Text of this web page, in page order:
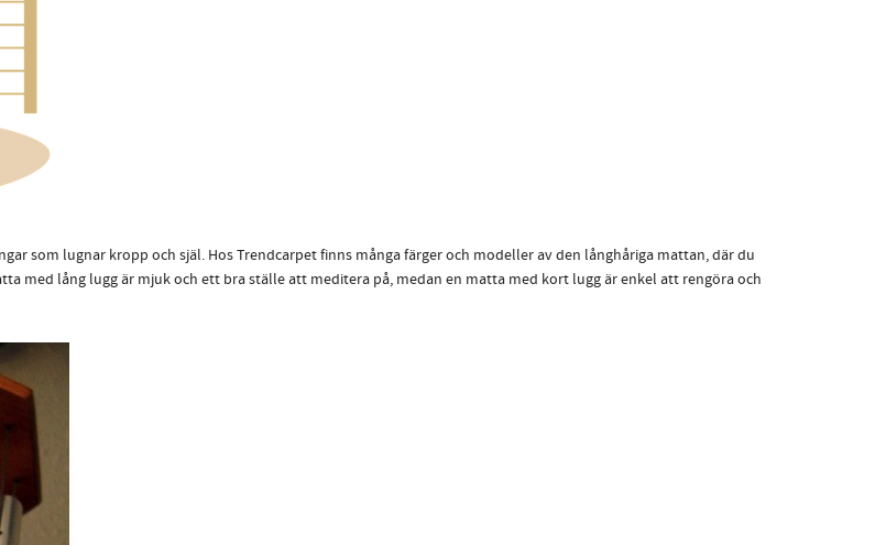
som lugnar kropp och själ. Hos Trendcarpet finns många färger och modeller av den långhåriga mattan, där du
med lång lugg är mjuk och ett bra ställe att meditera på, medan en matta med kort lugg är enkel att rengöra och